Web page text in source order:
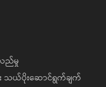
ည်မှု
သယ်ပိုးဆောင်ရွက်ချက်